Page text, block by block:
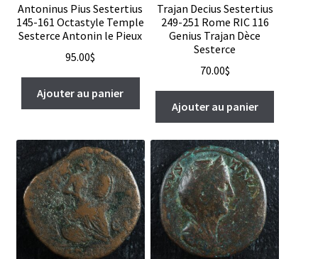
Antoninus Pius Sestertius
145-161 Octastyle Temple
Sesterce Antonin le Pieux
95.00$
Ajouter au panier
Trajan Decius Sestertius
249-251 Rome RIC 116
Genius Trajan Dèce
Sesterce
70.00$
Ajouter au panier